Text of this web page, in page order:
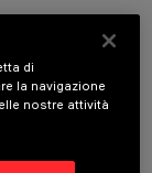
di
la navigazione
nostre attività